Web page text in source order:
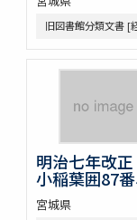
旧図書館分類文書 [
明治七年改
小稲葉囲87
宮城県